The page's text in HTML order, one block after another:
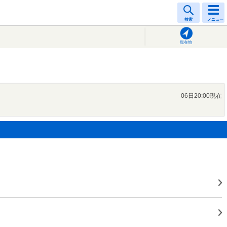
検索 メニュー
現在地
06日20:00現在